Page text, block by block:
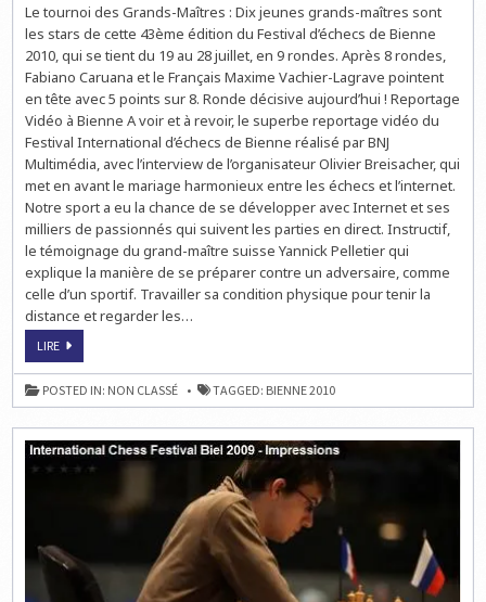
À
:
LE
FINISH
EN
LIVE
À
14H
Le tournoi des Grands-Maîtres : Dix jeunes grands-maîtres sont
les stars de cette 43ème édition du Festival d’échecs de Bienne
2010, qui se tient du 19 au 28 juillet, en 9 rondes. Après 8 rondes,
Fabiano Caruana et le Français Maxime Vachier-Lagrave pointent
en tête avec 5 points sur 8. Ronde décisive aujourd’hui ! Reportage
Vidéo à Bienne A voir et à revoir, le superbe reportage vidéo du
Festival International d’échecs de Bienne réalisé par BNJ
Multimédia, avec l’interview de l’organisateur Olivier Breisacher, qui
met en avant le mariage harmonieux entre les échecs et l’internet.
Notre sport a eu la chance de se développer avec Internet et ses
milliers de passionnés qui suivent les parties en direct. Instructif,
le témoignage du grand-maître suisse Yannick Pelletier qui
explique la manière de se préparer contre un adversaire, comme
celle d’un sportif. Travailler sa condition physique pour tenir la
distance et regarder les…
LIREECHECS
BIENNE
:
LE
FINISH
À
POSTED IN: NON CLASSÉ TAGGED: BIENNE 2010